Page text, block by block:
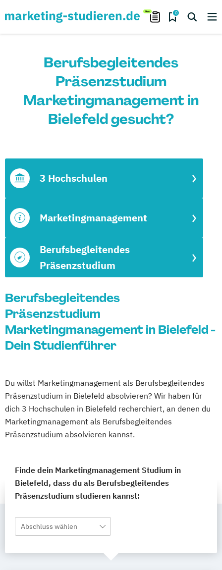
0
Berufsbegleitendes
Präsenzstudium
Marketingmanagement in
Bielefeld gesucht?
Berufsbegleitendes
Präsenzstudium
Marketingmanagement
3 Hochschulen
Berufsbegleitendes
Präsenzstudium
Marketingmanagement in Bielefeld -
Dein Studienführer
Du willst Marketingmanagement als Berufsbegleitendes
Präsenzstudium in Bielefeld absolvieren? Wir haben für
dich 3 Hochschulen in Bielefeld recherchiert, an denen du
Marketingmanagement als Berufsbegleitendes
Präsenzstudium absolvieren kannst.
Finde dein Marketingmanagement Studium in
Bielefeld, dass du als Berufsbegleitendes
Präsenzstudium studieren kannst:
Abschluss wählen